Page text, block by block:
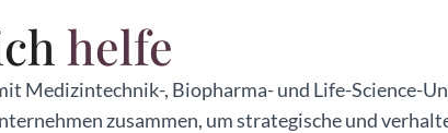
helfe
Medizintechnik-, Biopharma- und Life-Science-
zusammen, um strategische und